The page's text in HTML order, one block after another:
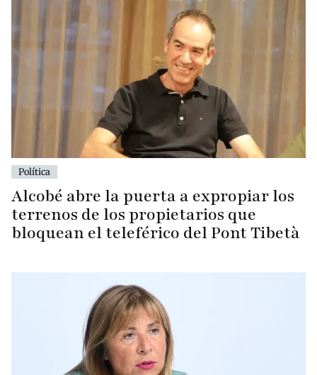
Política
Alcobé abre la puerta a expropiar los
terrenos de los propietarios que
bloquean el teleférico del Pont Tibetà